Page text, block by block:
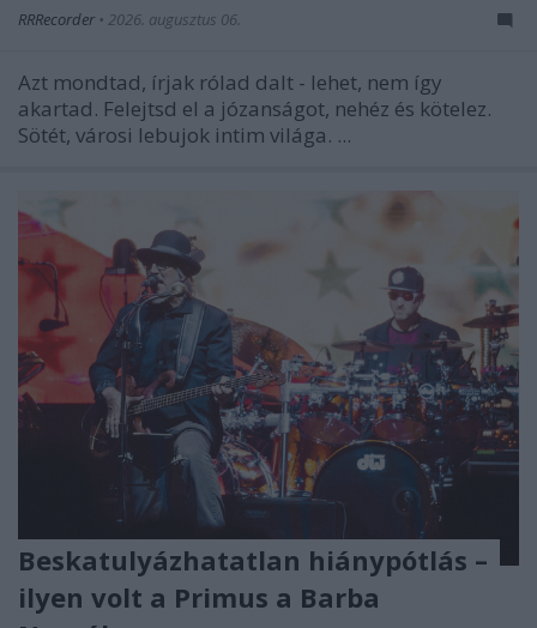
RRRecorder • 2026. augusztus 06.
Azt mondtad, írjak rólad dalt - lehet, nem így
akartad. Felejtsd el a józanságot, nehéz és kötelez.
Sötét, városi lebujok intim világa. ...
Beskatulyázhatatlan hiánypótlás –
ilyen volt a Primus a Barba